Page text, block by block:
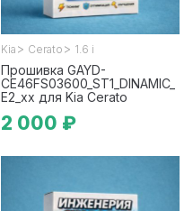
Kia > Cerato > 1.6 i
Прошивка GAYD-
CE46FS03600_ST1_DINAMIC_
E2_xx для Kia Cerato
2 000 ₽